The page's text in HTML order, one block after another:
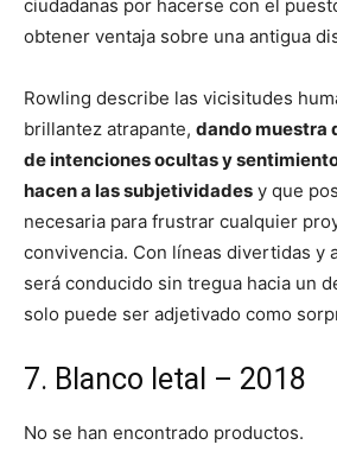
ciudadanas por hacerse con el
obtener ventaja sobre una antigua
Rowling describe las vicisitudes
brillantez atrapante, dando muestra
de intenciones ocultas y
hacen a las subjetividades y que
necesaria para frustrar cualquier
convivencia. Con líneas divertidas y
será conducido sin tregua hacia un
solo puede ser adjetivado como
7. Blanco letal – 2018
No se han encontrado productos.